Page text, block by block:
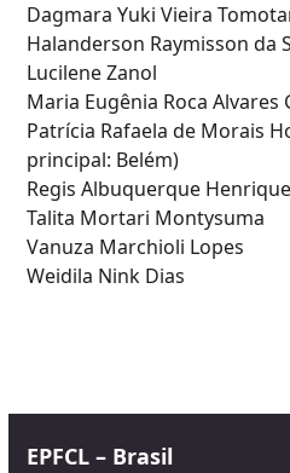
Dagmara Yuki Vieira
Halanderson Raymisson da
Lucilene Zanol
Maria Eugênia Roca Alvares
Patrícia Rafaela de Morais
principal: Belém)
Regis Albuquerque Henrique
Talita Mortari Montysuma
Vanuza Marchioli Lopes
Weidila Nink Dias
EPFCL – Brasil